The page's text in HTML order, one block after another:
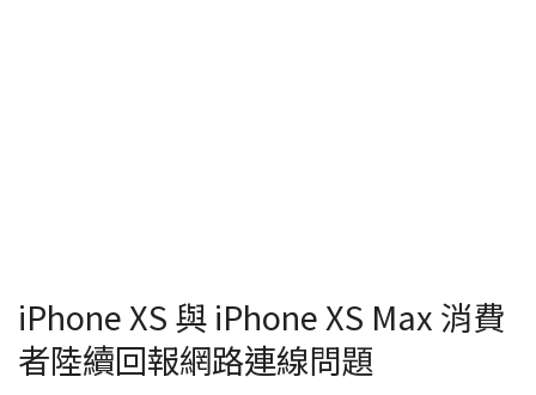
iPhone XS 與 iPhone XS Max 消費
者陸續回報網路連線問題